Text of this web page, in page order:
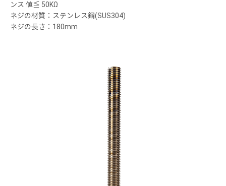
ンス 値≦ 50KΩ
ネジの材質：ステンレス鋼(SUS304)
ネジの長さ：180mm